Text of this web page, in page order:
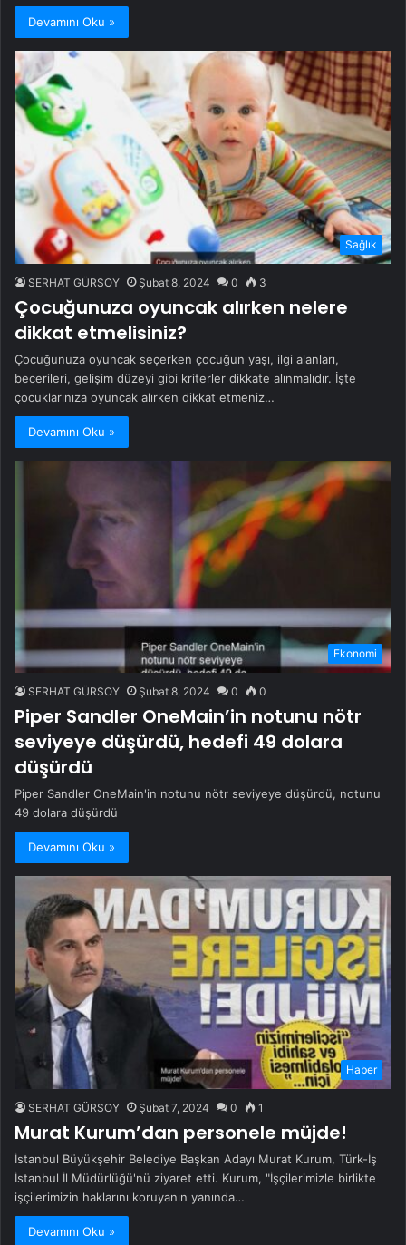
Devamını Oku »
Sağlık
SERHAT GÜRSOY Şubat 8, 2024 0 3
Çocuğunuza oyuncak alırken nelere
dikkat etmelisiniz?
Çocuğunuza oyuncak seçerken çocuğun yaşı, ilgi alanları,
becerileri, gelişim düzeyi gibi kriterler dikkate alınmalıdır. İşte
çocuklarınıza oyuncak alırken dikkat etmeniz…
Devamını Oku »
Ekonomi
SERHAT GÜRSOY Şubat 8, 2024 0 0
Piper Sandler OneMain’in notunu nötr
seviyeye düşürdü, hedefi 49 dolara
düşürdü
Piper Sandler OneMain'in notunu nötr seviyeye düşürdü, notunu
49 dolara düşürdü
Devamını Oku »
Haber
SERHAT GÜRSOY Şubat 7, 2024 0 1
Murat Kurum’dan personele müjde!
İstanbul Büyükşehir Belediye Başkan Adayı Murat Kurum, Türk-İş
İstanbul İl Müdürlüğü'nü ziyaret etti. Kurum, "İşçilerimizle birlikte
işçilerimizin haklarını koruyanın yanında…
Devamını Oku »